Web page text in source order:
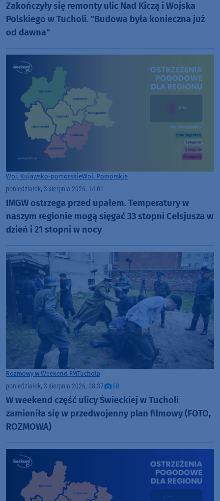
Zakończyły się remonty ulic Nad Kiczą i Wojska
Polskiego w Tucholi. "Budowa była konieczna już
od dawna"
Woj. Kujawsko-pomorskieWoj. Pomorskie
poniedziałek, 3 sierpnia 2026, 14:01
IMGW ostrzega przed upałem. Temperatury w
naszym regionie mogą sięgać 33 stopni Celsjusza w
dzień i 21 stopni w nocy
Rozmowy w Weekend FMTuchola
poniedziałek, 3 sierpnia 2026, 08:37 60
W weekend część ulicy Świeckiej w Tucholi
zamieniła się w przedwojenny plan filmowy (FOTO,
ROZMOWA)